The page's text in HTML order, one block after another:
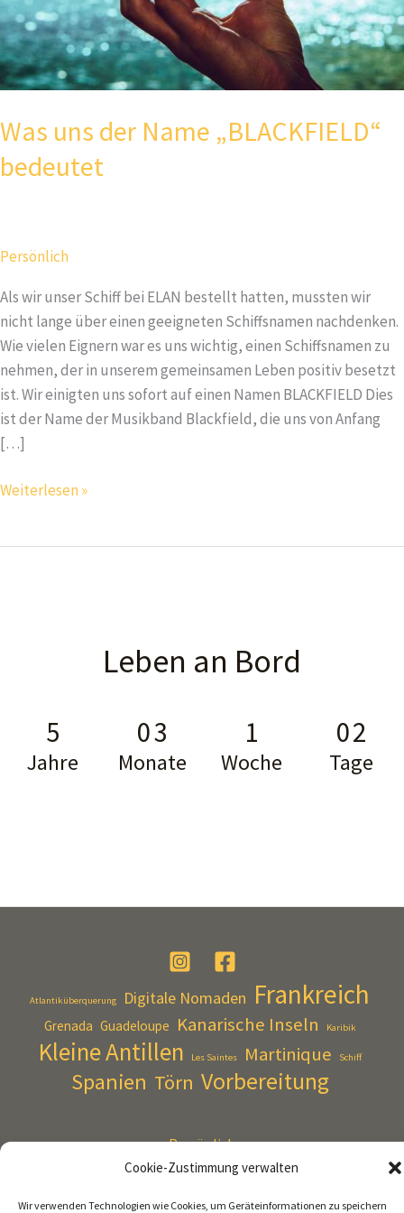
Cookie-Zustimmung verwalten
Wir verwenden Technologien wie Cookies, um Geräteinformationen zu speichern
Was uns der Name „BLACKFIELD“
bedeutet
Persönlich
Als wir unser Schiff bei ELAN bestellt hatten, mussten wir
nicht lange über einen geeigneten Schiffsnamen nachdenken.
Wie vielen Eignern war es uns wichtig, einen Schiffsnamen zu
nehmen, der in unserem gemeinsamen Leben positiv besetzt
ist. Wir einigten uns sofort auf einen Namen BLACKFIELD Dies
ist der Name der Musikband Blackfield, die uns von Anfang
[…]
Was
Weiterlesen »
Leben an Bord
5
Jahre
03
Monate
1
Woche
02
Tage
Atlantiküberquerung Digitale Nomaden Frankreich
Grenada Guadeloupe Kanarische Inseln Karibik
Kleine Antillen Les Saintes Martinique Schiff
Spanien Törn Vorbereitung
Persönlich
Reisetagebuch